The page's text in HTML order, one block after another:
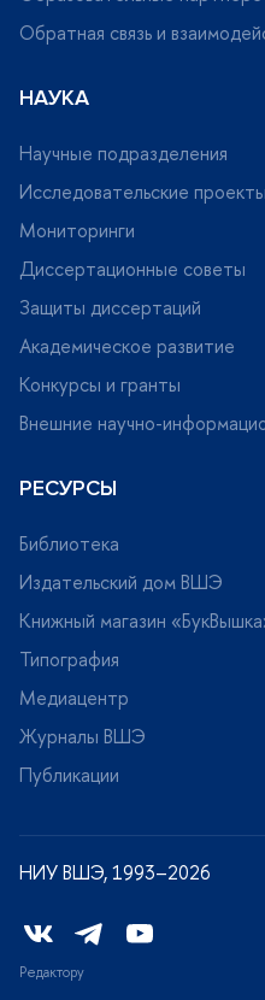
Обратная связь и
НАУКА
Научные подразделения
Исследовательские проекты
Мониторинги
Диссертационные советы
Защиты диссертаций
Академическое развитие
Конкурсы и гранты
нешние научно-
РЕСУРСЫ
Библиотека
Издательский дом ВШЭ
Книжный магазин
Типография
Медиацентр
Журналы ВШЭ
Публикации
НИУ ВШЭ, 1993–2026
Редактору